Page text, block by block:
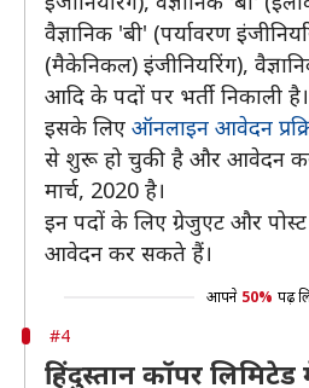
वैज्ञानिक 'बी' (पर्यावरण
(मैकेनिकल) इंजीनियरिंग),
आदि के पदों पर भर्ती निकाली है।
इसके लिए ऑनलाइन आवेदन
से शुरू हो चुकी है और आवेदन
मार्च, 2020 है।
इन पदों के लिए ग्रेजुएट और पोस्ट
आवेदन कर सकते हैं।
आपने 50% पढ़
#4
हिंदुस्तान कॉपर